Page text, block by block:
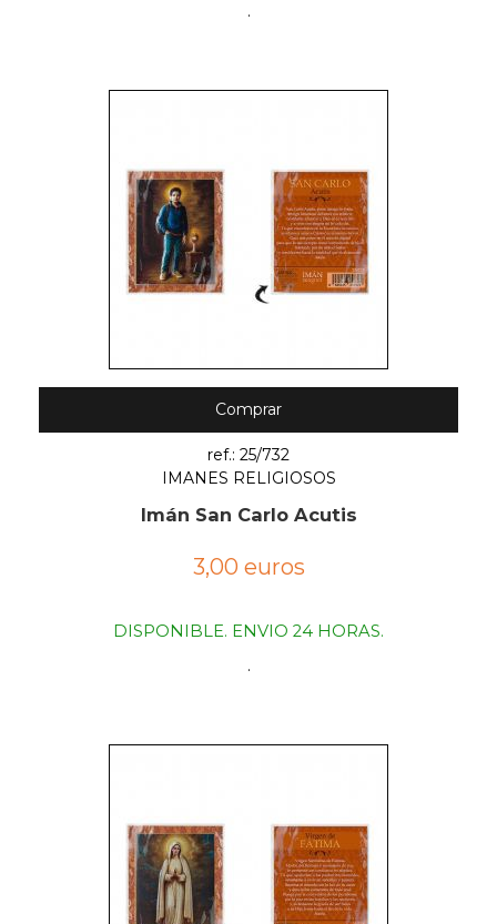
.
Comprar
ref.: 25/732
IMANES RELIGIOSOS
Imán San Carlo Acutis
3,00 euros
DISPONIBLE. ENVIO 24 HORAS.
.